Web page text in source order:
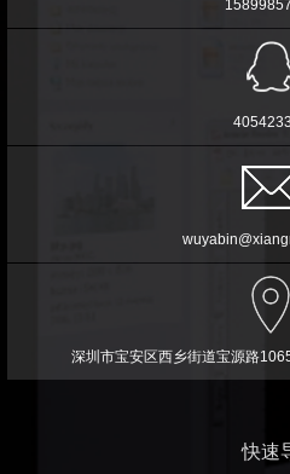
深圳市宝安区西乡街道宝源路
快速